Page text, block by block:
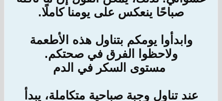
صباحًا ينعكس على يومنا كاملًا.
وابدأوا يومكم بتناول هذه الأطعمة
ولاحظوا الفرق في صحتكم.
​ مستوى السكر في الدم
عند تناول وجبة صباحية متكاملة، يبدأ